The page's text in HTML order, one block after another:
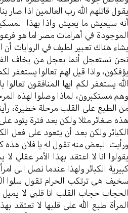
يقول قاتلهم الله رب العالمين اذا
أنه سيعيش ما يعيش واذا بهذا
الموجودة في أهرامات مصر اما هو
يشاء هناك تعبير لطيف في الروايات أن
نحن نستعجل أنما يعجل من يخاف
يؤفكون، واذا قيل لهم تعالوا يستغفر
الله يستغفر لكم ايها المنافقون
وهم مستكبرون، لماذا وصلوا لهذه
من الطبع على القلب مرحلة خطيرة،
هذه صغائر مثلا ولكن بعد فترة يتود
الكبائر ولكن بعد أن يتعود على فعل
ورأيت البعض منه تقول له يا فلان هذه
يقولوا انا لا اعتقد بهذا الأمر عقلي
كبيرية الكبائر ولهذا عندما نصل الى
سخيف هي ترتكب الحرام تقول سلوا
الحجاب حجاب القلب انا قلبي لا
المرأة طبع الله على قلبها لا